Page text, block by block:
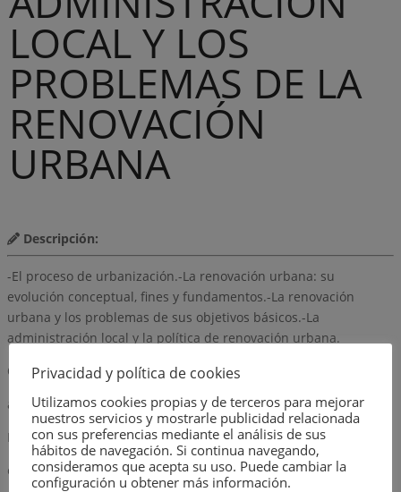
LOCAL Y LOS
PROBLEMAS DE LA
RENOVACIÓN
URBANA
Descripción:
-El proceso de urbanización.-La renovación urbana: su
evolución conceptual, fines y fundamentos.-La renovación
urbana y los problemas de sus objetivos básicos.-La
administración local y la política de renovación urbana.
Observaciones
autor
ENRIQUE SERRANO GUIRADO
editorial
Privacidad y política de cookies
Utilizamos cookies propias y de terceros para mejorar
nuestros servicios y mostrarle publicidad relacionada
con sus preferencias mediante el análisis de sus
hábitos de navegación. Si continua navegando,
consideramos que acepta su uso. Puede cambiar la
configuración u obtener más información.